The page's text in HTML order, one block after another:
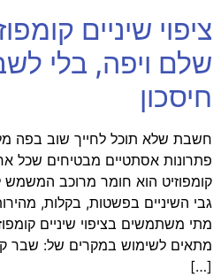
ציפוי שיניים
שלם ויפה, בלי
חיסכון
חשבת שלא תוכל לחייך שוב בפה
פתרונות אסתטיים מבטיחים שכל
קומפוזיט הוא חומר מרוכב המשמש
גבי השיניים בפשטות, בקלות,
מתי משתמשים בציפוי שיניים
מתאים לשימוש במקרים של: שבר
[…]